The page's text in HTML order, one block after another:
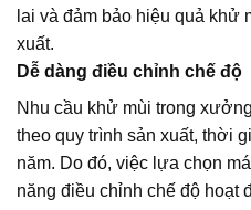
lai và đảm bảo hiệu quả khử
xuất.
Dễ dàng điều chỉnh chế độ
Nhu cầu khử mùi trong
theo quy trình sản xuất, thời
năm. Do đó, việc lựa chọn
năng điều chỉnh chế độ hoạt